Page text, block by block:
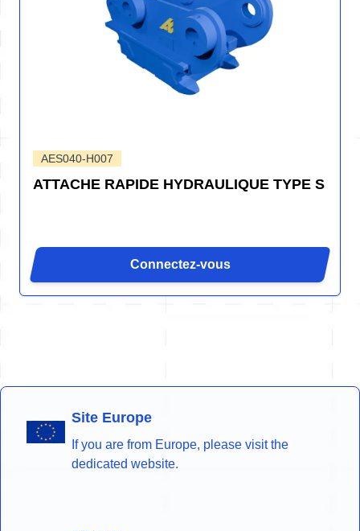
AES040-H007
ATTACHE RAPIDE HYDRAULIQUE TYPE S
Connectez-vous
Site Europe
If you are from Europe, please visit the
dedicated website.